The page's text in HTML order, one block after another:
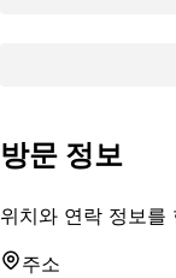
방문 정보
위치와 연락 정보를
주소